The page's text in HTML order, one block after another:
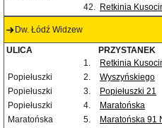
42. Retkinia
Dw. Łódź Widzew
ULICA PRZYSTANEK
1.
Retkinia
Popiełuszki
2. Wyszyńskiego
Popiełuszki
3. Popiełuszki 21
Popiełuszki
4. Maratońska
Maratońska
5. Maratońska 91